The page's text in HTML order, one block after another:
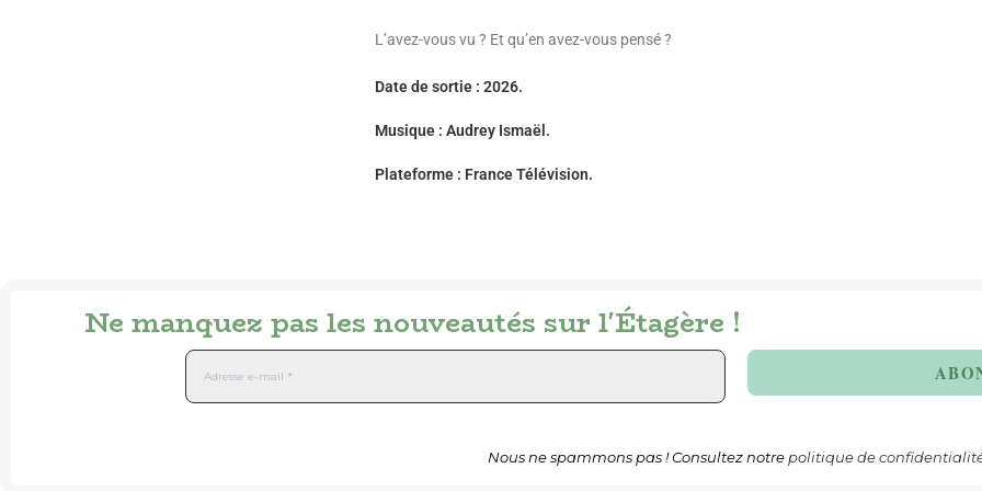
L’avez-vous vu ? Et qu’en avez-vous pensé ?
Date de sortie : 2026.
Musique : Audrey Ismaël.
Plateforme : France Télévision.
Ne manquez pas les nouveautés sur l'Étagère !
Nous ne spammons pas ! Consultez notre politique de